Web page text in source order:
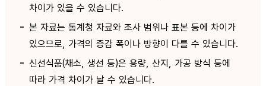
차이가 있을 수 있습니다.
본 자료는 통계청 자료와 조사 범위나 표본 등에 차이가
있으므로, 가격의 증감 폭이나 방향이 다를 수 있습니다.
신선식품(채소, 생선 등)은 용량, 산지, 가공 방식 등에
따라 가격 차이가 날 수 있습니다.